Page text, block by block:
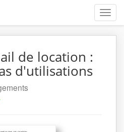
Toggle
de location :
d'utilisations